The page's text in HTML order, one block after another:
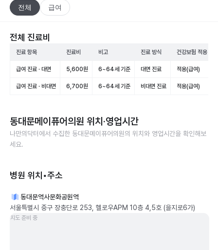
전체 급여
전체 진료비
진료 항목 진료비 비고 진료 방식 건강보험 적용
급여 진료 · 대면 5,600원 6~64세 기준 대면 진료 적용(급여)
급여 진료 · 비대면 6,700원 6~64세 기준 비대면 진료 적용(급여)
동대문메이퓨어의원 위치·영업시간
나만의닥터에서 수집한 동대문메이퓨어의원의 위치와 영업시간을 확인해보
세요.
병원 위치•주소
동대문역사문화공원역
서울특별시 중구 장충단로 253, 헬로우APM 10층 4,5호 (을지로6가)
지도 준비 중